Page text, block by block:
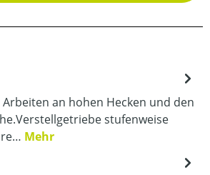
an hohen Hecken und den
stufenweise
Mehr